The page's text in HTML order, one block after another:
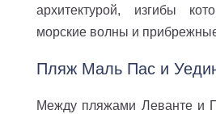
архитектурой, изгибы
морские волны и
Пляж Маль Пас и
Между пляжами Леванте и